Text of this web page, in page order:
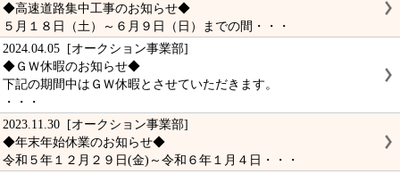
◆高速道路集中工事のお知らせ◆
５月１８日（土）～６月９日（日）までの間・・・
2024.04.05 [オークション事業部]
◆ＧＷ休暇のお知らせ◆
下記の期間中はＧＷ休暇とさせていただきます。
・・・
2023.11.30 [オークション事業部]
◆年末年始休業のお知らせ◆
令和５年１２月２９日(金)～令和６年１月４日・・・